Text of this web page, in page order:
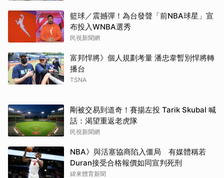
籃球／震撼彈！為台發聲「前NBA球星」宣
布投入WNBA選秀
民視新聞網
富邦悍將》個人規劃考量 潘忠韋暫別悍將轉
播台
TSNA
剛被交易到道奇！賽揚左投 Tarik Skubal 喊
話：渴望重返老虎隊
民視新聞網
NBA》與活塞協商陷入僵局 有媒體稱若
Duran接受合格報價如同宣判死刑
緯來體育新聞